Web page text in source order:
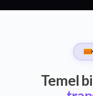
Temel